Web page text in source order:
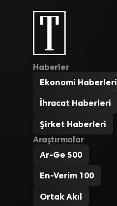
Haberler
Ekonomi Haberleri
İhracat Haberleri
Şirket Haberleri
Araştırmalar
Ar-Ge 500
En-Verim 100
Ortak Akıl